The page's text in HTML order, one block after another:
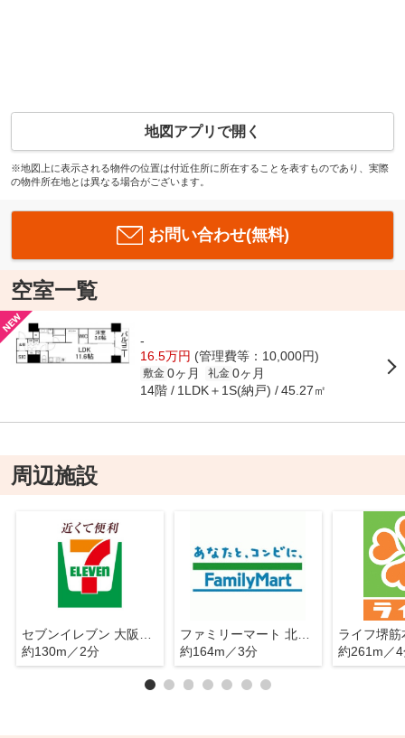
地図アプリで開く
※地図上に表示される物件の位置は付近住所に所在することを表すものであり、実際
の物件所在地とは異なる場合がございます。
お問い合わせ(無料)
空室一覧
-
16.5万円 (管理費等：10,000円)
敷金 0ヶ月 礼金 0ヶ月
14階 1LDK＋1S(納戸) 45.27㎡
周辺施設
約130m／2分
ファミリーマート 北久宝寺町一丁目店
約164m／3分
ライフ堺筋
約261m／